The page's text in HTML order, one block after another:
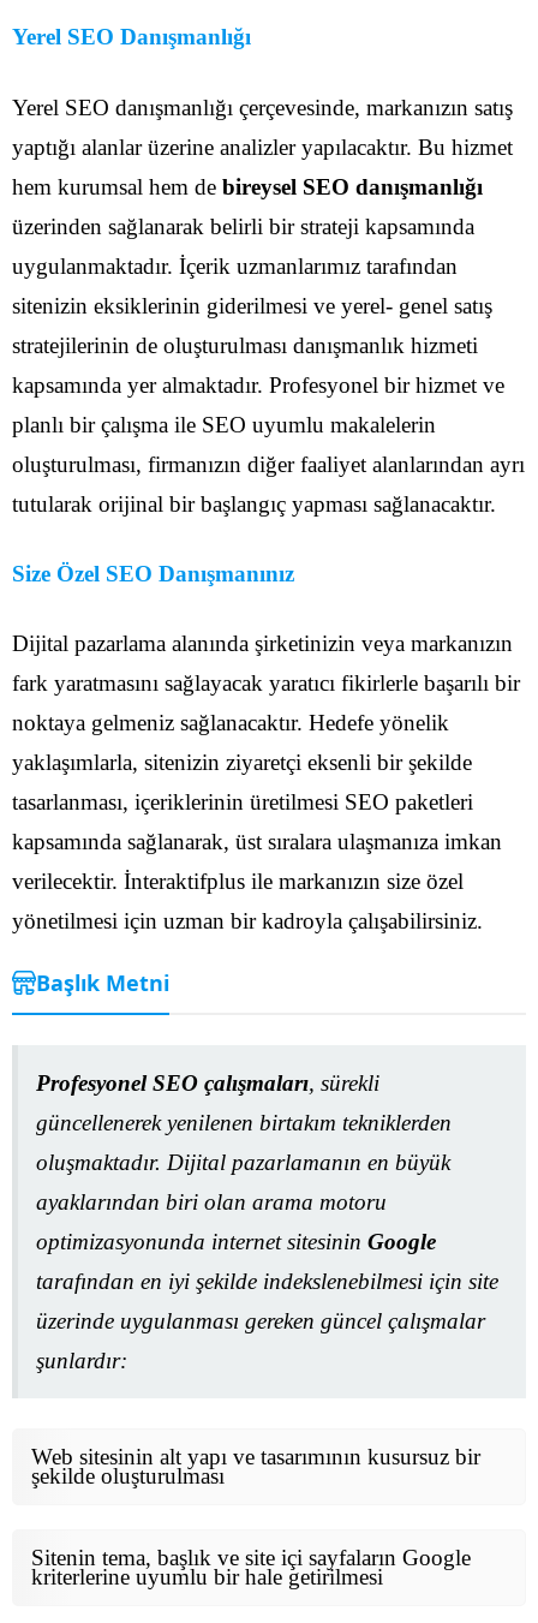
Yerel SEO Danışmanlığı
Yerel SEO danışmanlığı çerçevesinde, markanızın satış
yaptığı alanlar üzerine analizler yapılacaktır. Bu hizmet
hem kurumsal hem de bireysel SEO danışmanlığı
üzerinden sağlanarak belirli bir strateji kapsamında
uygulanmaktadır. İçerik uzmanlarımız tarafından
sitenizin eksiklerinin giderilmesi ve yerel- genel satış
stratejilerinin de oluşturulması danışmanlık hizmeti
kapsamında yer almaktadır. Profesyonel bir hizmet ve
planlı bir çalışma ile SEO uyumlu makalelerin
oluşturulması, firmanızın diğer faaliyet alanlarından ayrı
tutularak orijinal bir başlangıç yapması sağlanacaktır.
Size Özel SEO Danışmanınız
Dijital pazarlama alanında şirketinizin veya markanızın
fark yaratmasını sağlayacak yaratıcı fikirlerle başarılı bir
noktaya gelmeniz sağlanacaktır. Hedefe yönelik
yaklaşımlarla, sitenizin ziyaretçi eksenli bir şekilde
tasarlanması, içeriklerinin üretilmesi SEO paketleri
kapsamında sağlanarak, üst sıralara ulaşmanıza imkan
verilecektir. İnteraktifplus ile markanızın size özel
yönetilmesi için uzman bir kadroyla çalışabilirsiniz.
Başlık Metni
Profesyonel SEO çalışmaları, sürekli
güncellenerek yenilenen birtakım tekniklerden
oluşmaktadır. Dijital pazarlamanın en büyük
ayaklarından biri olan arama motoru
optimizasyonunda internet sitesinin Google
tarafından en iyi şekilde indekslenebilmesi için site
üzerinde uygulanması gereken güncel çalışmalar
şunlardır:
Web sitesinin alt yapı ve tasarımının kusursuz bir
şekilde oluşturulması
Sitenin tema, başlık ve site içi sayfaların Google
kriterlerine uyumlu bir hale getirilmesi